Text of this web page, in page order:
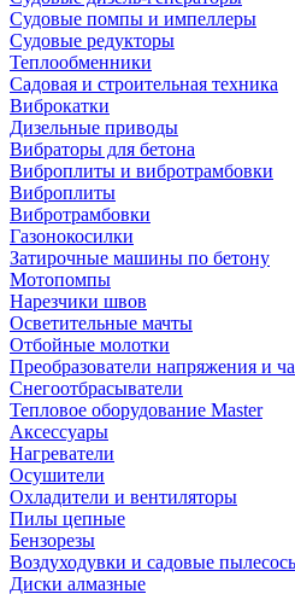
Судовые помпы и импеллеры
Судовые редукторы
Теплообменники
Садовая и строительная техника
Виброкатки
Дизельные приводы
Вибраторы для бетона
Виброплиты и вибротрамбовки
Виброплиты
Вибротрамбовки
Газонокосилки
Затирочные машины по бетону
Мотопомпы
Нарезчики швов
Осветительные мачты
Отбойные молотки
Преобразователи напряжения и
Снегоотбрасыватели
Тепловое оборудование Master
Аксессуары
Нагреватели
Осушители
Охладители и вентиляторы
Пилы цепные
Бензорезы
Воздуходувки и садовые
Диски алмазные